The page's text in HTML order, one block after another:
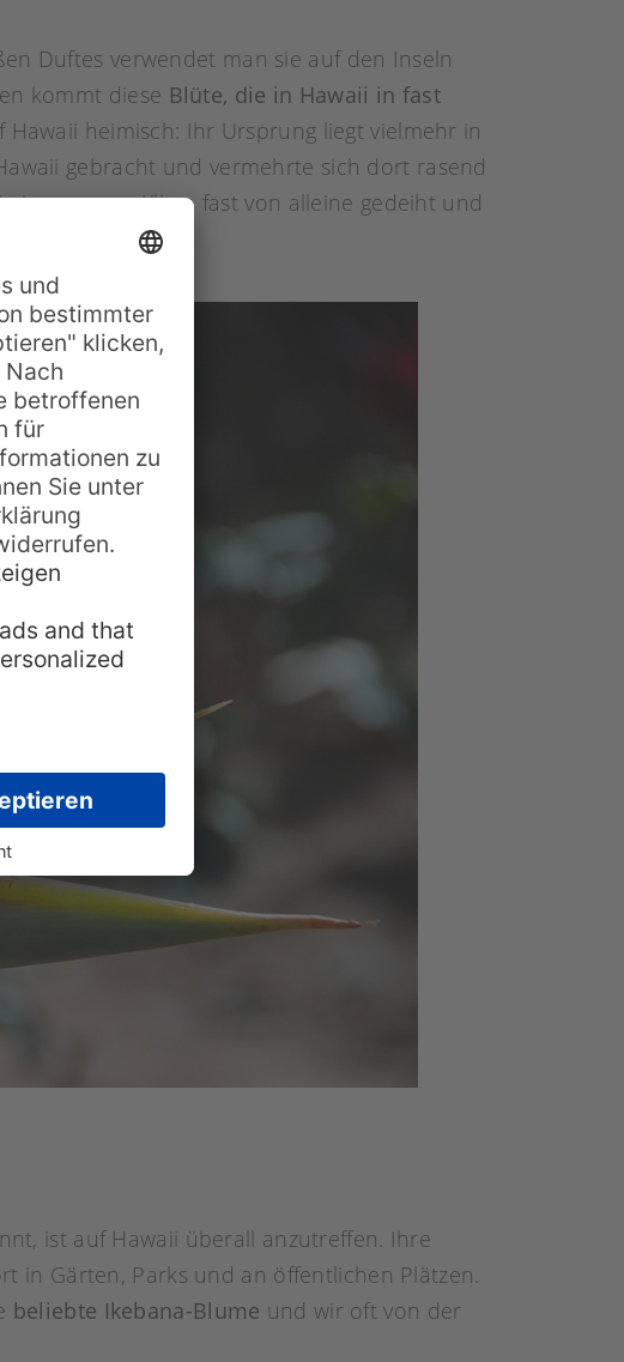
Duftes verwendet man sie auf den Inseln
kommt diese Blüte, die in Hawaii in fast
heimisch: Ihr Ursprung liegt vielmehr in
gebracht und vermehrte sich dort rasend
in warmem Klima fast von alleine gedeiht und
Hawaiis.
ist auf Hawaii überall anzutreffen. Ihre
in Gärten, Parks und an öffentlichen Plätzen.
beliebte Ikebana-Blume und wir oft von der